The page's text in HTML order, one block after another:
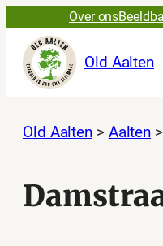
naar
inhoud
Over ons
Old Aalten
Old Aalten > Aalten >